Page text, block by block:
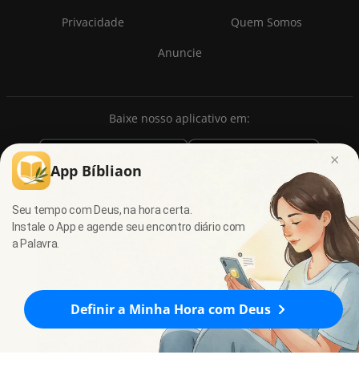
Privacidade
Quem Somos
Anuncie
Baixe nosso aplicativo em:
×
App Bíbliaon
Seu tempo com Deus, na hora certa.
Instale o App e agende seu encontro diário com
a Palavra.
Definir a Minha Hora com Deus